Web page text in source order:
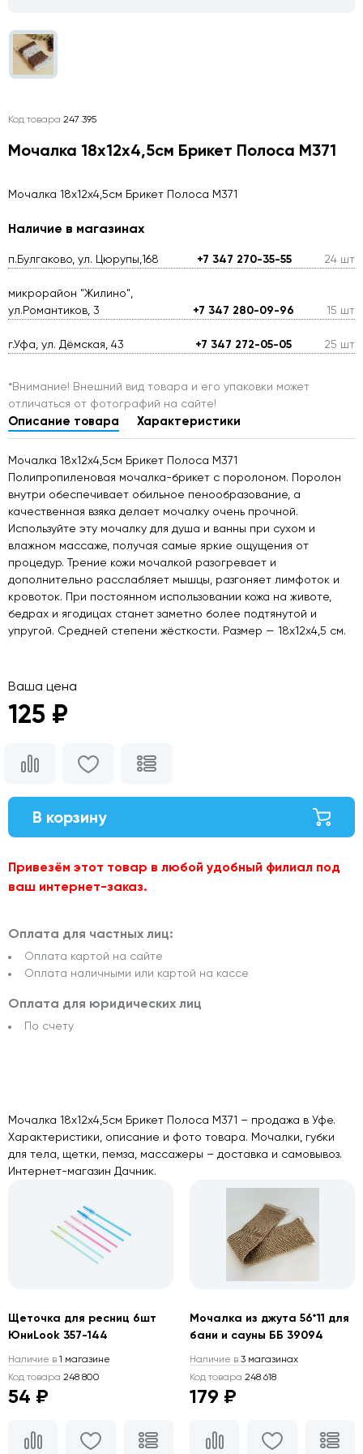
Код товара 247 395
Мочалка 18х12х4,5см Брикет Полоса М371
Мочалка 18х12х4,5см Брикет Полоса М371
Наличие в магазинах
п.Булгаково, ул. Цюрупы,168 +7 347 270-35-55 24 шт
микрорайон "Жилино",
ул.Романтиков, 3
+7 347 280-09-96 15 шт
г.Уфа, ул. Дёмская, 43 +7 347 272-05-05 25 шт
*Внимание! Внешний вид товара и его упаковки может
отличаться от фотографий на сайте!
Описание товара Характеристики
Мочалка 18х12х4,5см Брикет Полоса М371
Полипропиленовая мочалка-брикет с поролоном. Поролон
внутри обеспечивает обильное пенообразование, а
качественная взяка делает мочалку очень прочной.
Используйте эту мочалку для душа и ванны при сухом и
влажном массаже, получая самые яркие ощущения от
процедур. Трение кожи мочалкой разогревает и
дополнительно расслабляет мышцы, разгоняет лимфоток и
кровоток. При постоянном использовании кожа на животе,
бедрах и ягодицах станет заметно более подтянутой и
упругой. Средней степени жёсткости. Размер — 18х12х4,5 см.
Ваша цена
125 ₽
В корзину
Привезём этот товар в любой удобный филиал под
ваш интернет-заказ.
Оплата для частных лиц:
Оплата картой на сайте
Оплата наличными или картой на кассе
Оплата для юридических лиц
По счету
Мочалка 18х12х4,5см Брикет Полоса М371 – продажа в Уфе.
Характеристики, описание и фото товара. Мочалки, губки
для тела, щетки, пемза, массажеры – доставка и самовывоз.
Интернет-магазин Дачник.
Щеточка для ресниц 6шт
ЮниLook 357-144
Наличие в 1 магазине
Код товара 248 800
54 ₽
Мочалка из джута 56*11 для
бани и сауны ББ 39094
Наличие в 3 магазинах
Код товара 248 618
179 ₽